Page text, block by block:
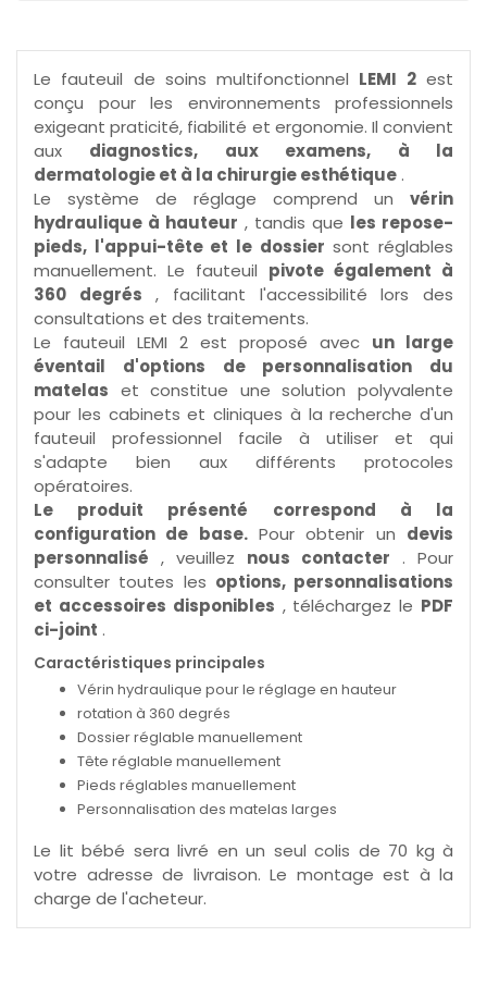
Le fauteuil de soins multifonctionnel LEMI 2est
conçu pour les environnements professionnels
exigeant praticité, fiabilité et ergonomie. Il convient
aux diagnostics, aux examens, à la
dermatologie et à la chirurgie esthétique .
Le système de réglage comprend un vérin
hydraulique à hauteur , tandis que les repose-
pieds, l'appui-tête et le dossier sont réglables
manuellement. Le fauteuil pivote également à
360 degrés , facilitant l'accessibilité lors des
consultations et des traitements.
Le fauteuil LEMI 2 est proposé avec un large
éventail d'options de personnalisation du
matelas et constitue une solution polyvalente
pour les cabinets et cliniques à la recherche d'un
fauteuil professionnel facile à utiliser et qui
s'adapte bien aux différents protocoles
opératoires.
Le produit présenté correspond à la
configuration de base.Pour obtenir un devis
personnalisé , veuillez nous contacter . Pour
consulter toutes les options, personnalisations
et accessoires disponibles , téléchargez le PDF
ci-joint .
Caractéristiques principales
Vérin hydraulique pour le réglage en hauteur
rotation à 360 degrés
Dossier réglable manuellement
Tête réglable manuellement
Pieds réglables manuellement
Personnalisation des matelas larges
Le lit bébé sera livré en un seul colis de 70 kg à
votre adresse de livraison. Le montage est à la
charge de l'acheteur.